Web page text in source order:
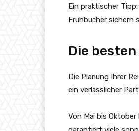
Ein praktischer Tipp:
Frühbucher sichern
Die
Die Planung Ihrer
ein verlässlicher
Von Mai bis